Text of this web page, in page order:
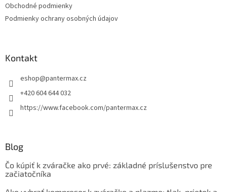
Obchodné podmienky
Podmienky ochrany osobných údajov
Kontakt
eshop@pantermax.cz
+420 604 644 032
https://www.facebook.com/pantermax.cz
Blog
Čo kúpiť k zváračke ako prvé: základné príslušenstvo pre
začiatočníka